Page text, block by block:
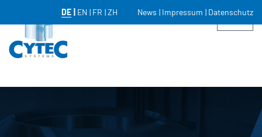
DE EN FR ZH News Impressum Datenschutz